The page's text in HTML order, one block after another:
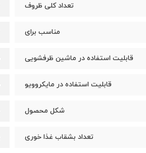
تعداد کلی ظروف
مناسب برای
قابلیت استفاده در ماشین ظرفشویی
قابلیت استفاده در مایکروویو
شکل محصول
تعداد بشقاب غذا خوری